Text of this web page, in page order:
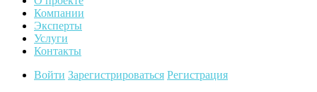
Компании
Эксперты
Услуги
Контакты
Войти Зарегистрироваться Регистрация